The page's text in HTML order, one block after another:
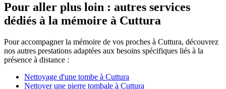
Pour aller plus loin : autres services
dédiés à la mémoire à Cuttura
Pour accompagner la mémoire de vos proches à Cuttura, découvrez
nos autres prestations adaptées aux besoins spécifiques liés à la
présence à distance :
Nettoyage d'une tombe à Cuttura
Nettoyer une pierre tombale à Cuttura